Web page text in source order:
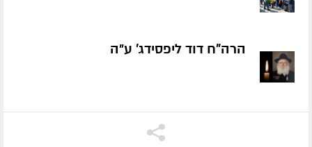
הרה"ח דוד ליפסידג' ע״ה